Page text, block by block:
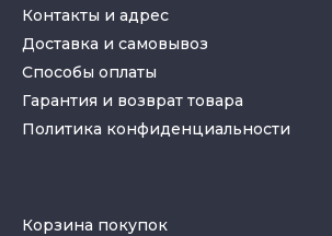
Контакты и адрес
Доставка и самовывоз
Способы оплаты
Гарантия и возврат товара
Политика конфиденциальности
Корзина покупок